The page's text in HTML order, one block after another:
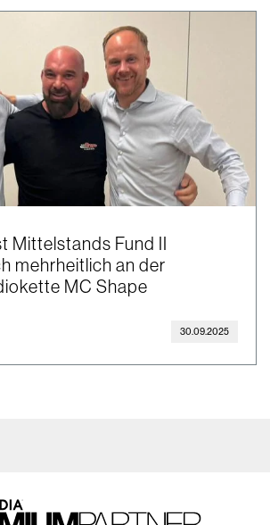
Mittelstands Fund II
mehrheitlich an der
MC Shape
30.09.2025